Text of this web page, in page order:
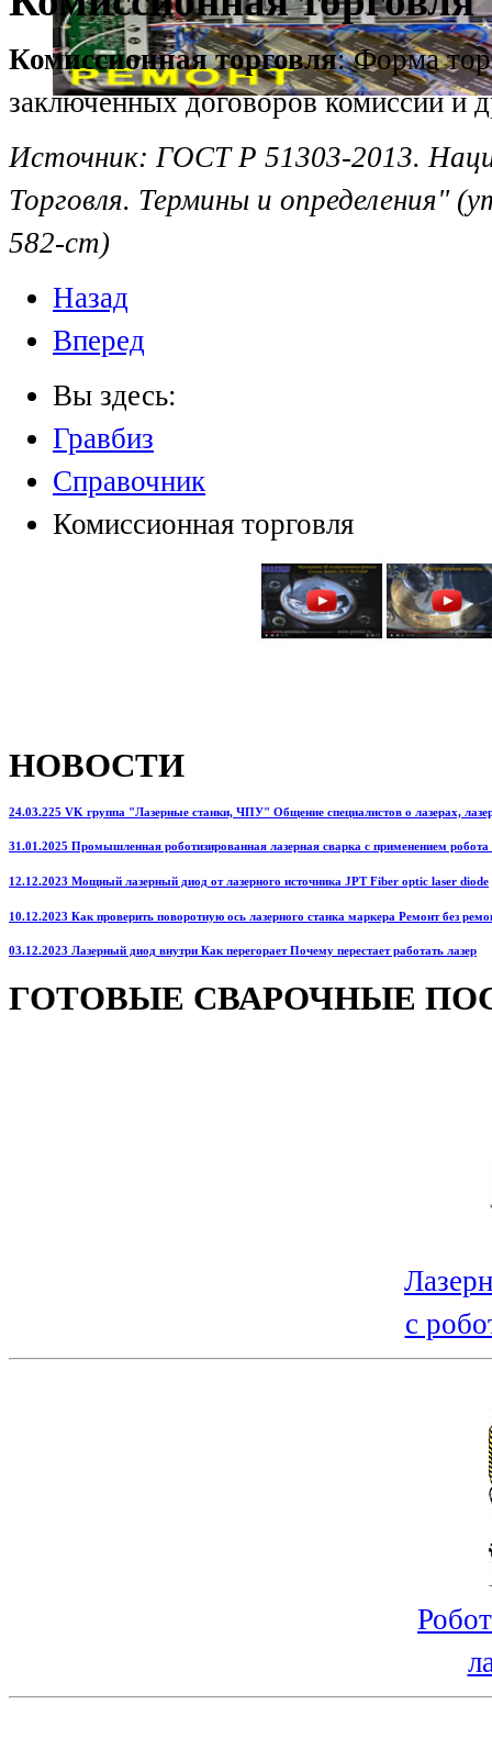
Комиссионная торговля: Форма
заключенных договоров комиссии и
Источник: ГОСТ Р 51303-2013.
Торговля. Термины и определения"
582-ст)
Назад
Вперед
Вы здесь:
Гравбиз
Справочник
Комиссионная торговля
НОВОСТИ
24.03.225 VK группа "Лазерные станки, ЧПУ" Общение специалистов о лазерах,
31.01.2025 Промышленная роботизированная лазерная сварка с применением
12.12.2023 Мощный лазерный диод от лазерного источника JPT Fiber optic laser diode
10.12.2023 Как проверить поворотную ось лазерного станка маркера Ремонт без
03.12.2023 Лазерный диод внутри Как перегорает Почему перестает работать лазер
ГОТОВЫЕ СВАРОЧНЫЕ
с